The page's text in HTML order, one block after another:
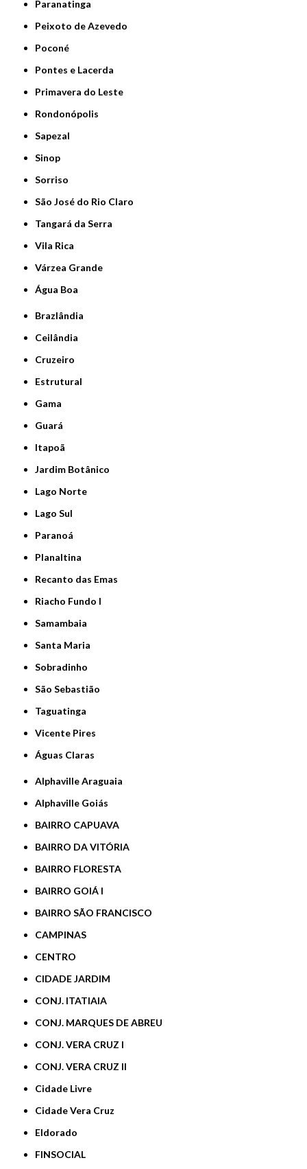
Paranatinga
Peixoto de Azevedo
Poconé
Pontes e Lacerda
Primavera do Leste
Rondonópolis
Sapezal
Sinop
Sorriso
São José do Rio Claro
Tangará da Serra
Vila Rica
Várzea Grande
Água Boa
Brazlândia
Ceilândia
Cruzeiro
Estrutural
Gama
Guará
Itapoã
Jardim Botânico
Lago Norte
Lago Sul
Paranoá
Planaltina
Recanto das Emas
Riacho Fundo I
Samambaia
Santa Maria
Sobradinho
São Sebastião
Taguatinga
Vicente Pires
Águas Claras
Alphaville Araguaia
Alphaville Goiás
BAIRRO CAPUAVA
BAIRRO DA VITÓRIA
BAIRRO FLORESTA
BAIRRO GOIÁ I
BAIRRO SÃO FRANCISCO
CAMPINAS
CENTRO
CIDADE JARDIM
CONJ. ITATIAIA
CONJ. MARQUES DE ABREU
CONJ. VERA CRUZ I
CONJ. VERA CRUZ II
Cidade Livre
Cidade Vera Cruz
Eldorado
FINSOCIAL